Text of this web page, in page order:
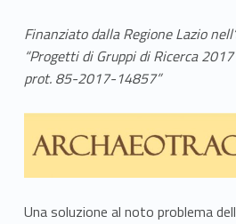
Finanziato dalla Regione Lazio
“Progetti di Gruppi di Ricerca
prot. 85-2017-14857”
Una soluzione al noto problema